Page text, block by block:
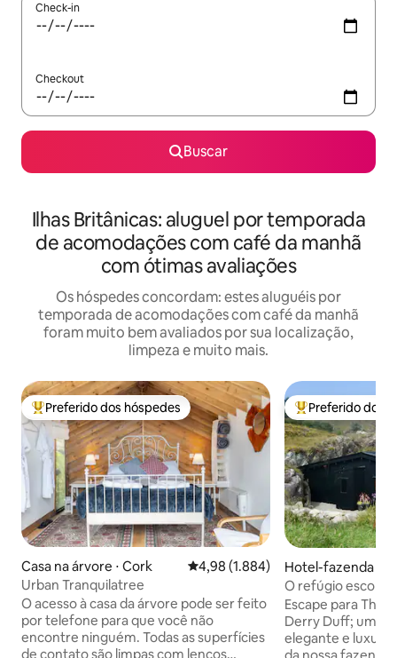
Check-in
Checkout
Buscar
Ilhas Britânicas: aluguel por temporada
de acomodações com café da manhã
com ótimas avaliações
Os hóspedes concordam: estes aluguéis por
temporada de acomodações com café da manhã
foram muito bem avaliados por sua localização,
limpeza e muito mais.
Entre os melhores preferidos dos hóspedes
Preferido dos hóspedes
Casa na árvore ⋅ Cork 4,98 de uma avaliação média de
4,98 (1.884)
Urban Tranquilatree
O acesso à casa da árvore pode ser feito
por telefone para que você não
encontre ninguém. Todas as superfícies
de contato são limpas com lenços
Entre os
Preferido dos
Hotel-fazenda ⋅
O refúgio
retiro romântico
Escape para The
Derry Duff; um
elegante e